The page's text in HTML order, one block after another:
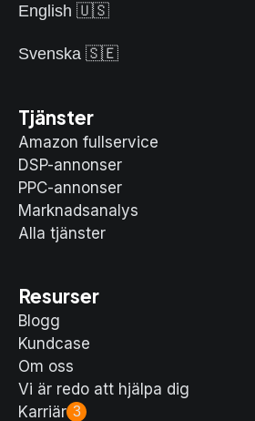
English 🇺🇸
Svenska 🇸🇪
Tjänster
Amazon fullservice
DSP-annonser
PPC-annonser
Marknadsanalys
Alla tjänster
Resurser
Blogg
Kundcase
Om oss
Vi är redo att hjälpa dig
Karriär 3